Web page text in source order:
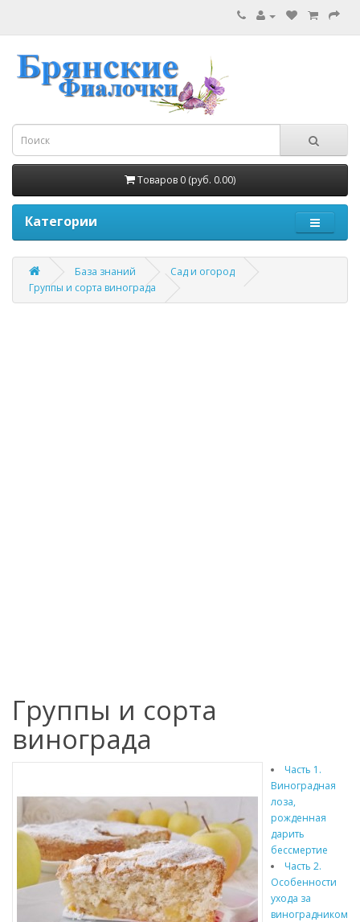
Товаров 0 (руб. 0.00)
Категории
База знаний
Сад и огород
Группы и сорта винограда
Группы и сорта
винограда
Часть 1.
Виноградная
лоза,
рожденная
дарить
бессмертие
Часть 2.
Особенности
ухода за
виноградником